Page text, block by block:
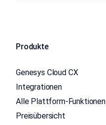
Produkte
Genesys Cloud CX
Integrationen
Alle Plattform-Funktionen
Preisübersicht